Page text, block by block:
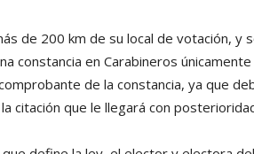
de 200 km de su local de votación, y
constancia en Carabineros
de la constancia, ya que
citación que le llegará con